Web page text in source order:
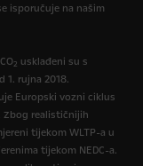
isporučuje na našim
2 usklađeni su s
1. rujna 2018.
Europski vozni ciklus
Zbog realističnijih
tijekom WLTP-a u
tijekom NEDC-a.